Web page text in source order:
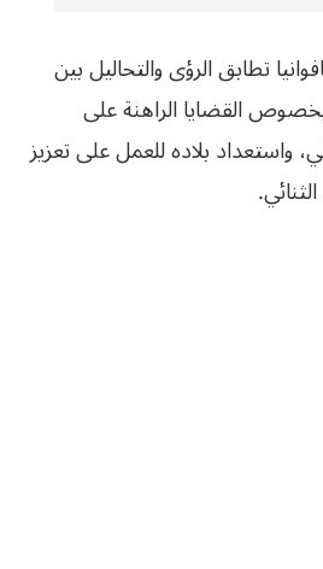
تطابق الرؤى والتحاليل بين
بخصوص القضايا الراهنة على
واستعداد بلاده للعمل على تعزيز